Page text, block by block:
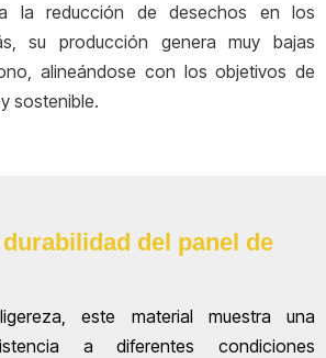
a la reducción de desechos en los
su producción genera muy bajas
alineándose con los objetivos de
sostenible.
del panel de
este material muestra una
a diferentes condiciones